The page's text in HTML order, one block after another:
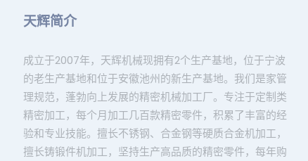
天辉简介
成立于2007年，天辉机械现拥有2个生产基地，位于宁波
的老生产基地和位于安徽池州的新生产基地。我们是家管
理规范，蓬勃向上发展的精密机械加工厂。专注于定制类
精密加工，每个月加工几百款精密零件，积累了丰富的经
验和专业技能。擅长不锈钢、合金钢等硬质合金机加工，
擅长铸锻件机加工，坚持生产高品质的精密零件，每年购